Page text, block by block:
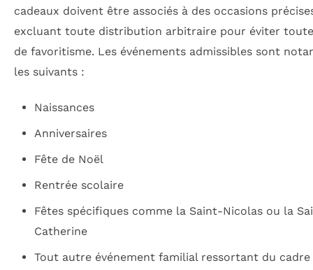
cadeaux doivent être associés à des occasions
excluant toute distribution arbitraire pour éviter
de favoritisme. Les événements admissibles sont
les suivants :
Naissances
Anniversaires
Fête de Noël
Rentrée scolaire
Fêtes spécifiques comme la Saint-Nicolas ou la
Catherine
Tout autre événement familial ressortant du